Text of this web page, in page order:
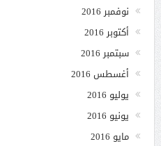
نوفمبر 2016
أكتوبر 2016
سبتمبر 2016
أغسطس 2016
يوليو 2016
يونيو 2016
مايو 2016